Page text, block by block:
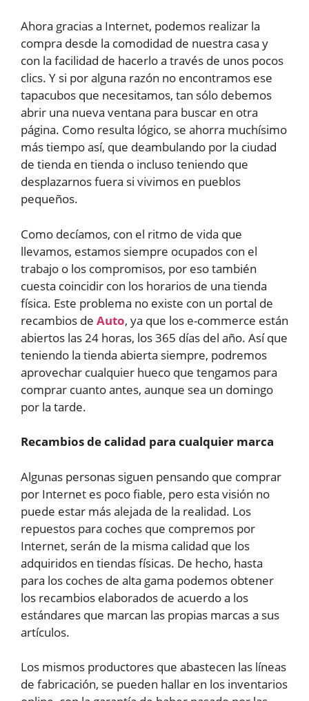
Ahora gracias a Internet, podemos realizar la
compra desde la comodidad de nuestra casa y
con la facilidad de hacerlo a través de unos pocos
clics. Y si por alguna razón no encontramos ese
tapacubos que necesitamos, tan sólo debemos
abrir una nueva ventana para buscar en otra
página. Como resulta lógico, se ahorra muchísimo
más tiempo así, que deambulando por la ciudad
de tienda en tienda o incluso teniendo que
desplazarnos fuera si vivimos en pueblos
pequeños.
Como decíamos, con el ritmo de vida que
llevamos, estamos siempre ocupados con el
trabajo o los compromisos, por eso también
cuesta coincidir con los horarios de una tienda
física. Este problema no existe con un portal de
recambios de Auto, ya que los e-commerce están
abiertos las 24 horas, los 365 días del año. Así que
teniendo la tienda abierta siempre, podremos
aprovechar cualquier hueco que tengamos para
comprar cuanto antes, aunque sea un domingo
por la tarde.
Recambios de calidad para cualquier marca
Algunas personas siguen pensando que comprar
por Internet es poco fiable, pero esta visión no
puede estar más alejada de la realidad. Los
repuestos para coches que compremos por
Internet, serán de la misma calidad que los
adquiridos en tiendas físicas. De hecho, hasta
para los coches de alta gama podemos obtener
los recambios elaborados de acuerdo a los
estándares que marcan las propias marcas a sus
artículos.
Los mismos productores que abastecen las líneas
de fabricación, se pueden hallar en los inventarios